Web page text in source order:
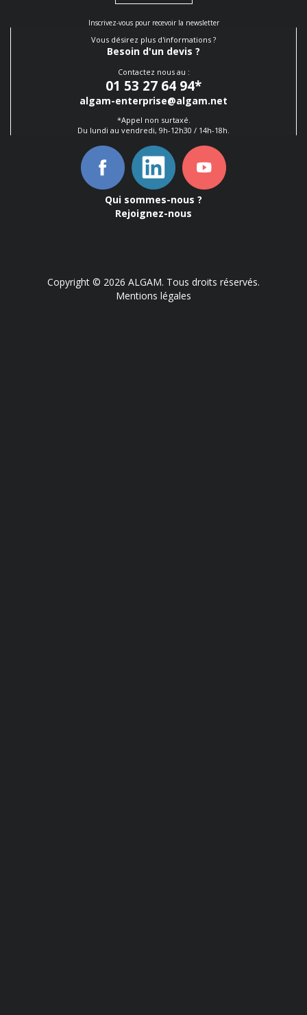
Inscrivez-vous pour recevoir la newsletter
Vous désirez plus d'informations ?
Besoin d'un devis ?
Contactez nous au :
01 53 27 64 94*
algam-enterprise@algam.net
*Appel non surtaxé.
Du lundi au vendredi, 9h-12h30 / 14h-18h.
Qui sommes-nous ?
Rejoignez-nous
Copyright © 2026 ALGAM. Tous droits réservés.
Mentions légales